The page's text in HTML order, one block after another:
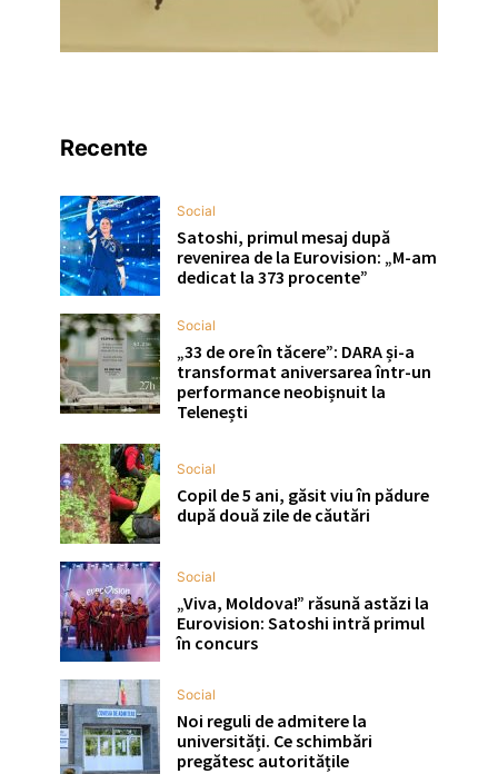
Recente
Social
Satoshi, primul mesaj după
revenirea de la Eurovision: „M-am
dedicat la 373 procente”
Social
„33 de ore în tăcere”: DARA și-a
transformat aniversarea într-un
performance neobișnuit la
Telenești
Social
Copil de 5 ani, găsit viu în pădure
după două zile de căutări
Social
„Viva, Moldova!” răsună astăzi la
Eurovision: Satoshi intră primul
în concurs
Social
Noi reguli de admitere la
universități. Ce schimbări
pregătesc autoritățile